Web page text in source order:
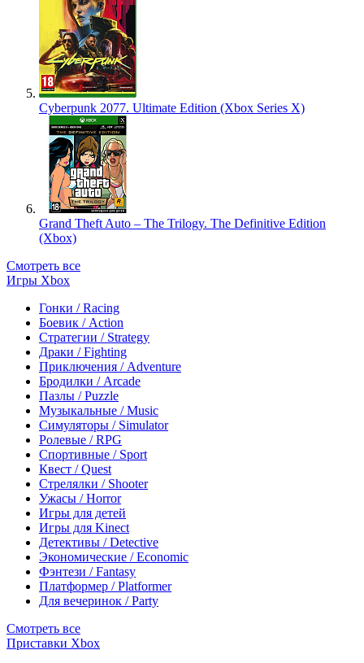
Cyberpunk 2077. Ultimate Edition (Xbox Series X)
Grand Theft Auto – The Trilogy. The Definitive Edition
(Xbox)
Смотреть все
Игры Xbox
Гонки / Racing
Боевик / Action
Стратегии / Strategy
Драки / Fighting
Приключения / Adventure
Бродилки / Arcade
Пазлы / Puzzle
Музыкальные / Music
Симуляторы / Simulator
Ролевые / RPG
Спортивные / Sport
Квест / Quest
Стрелялки / Shooter
Ужасы / Horror
Игры для детей
Игры для Kinect
Детективы / Detective
Экономические / Economic
Фэнтези / Fantasy
Платформер / Platformer
Для вечеринок / Party
Смотреть все
Приставки Xbox